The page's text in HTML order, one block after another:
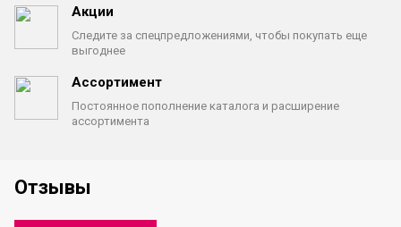
Акции
Следите за спецпредложениями, чтобы покупать еще
выгоднее
Ассортимент
Постоянное пополнение каталога и расширение
ассортимента
Отзывы